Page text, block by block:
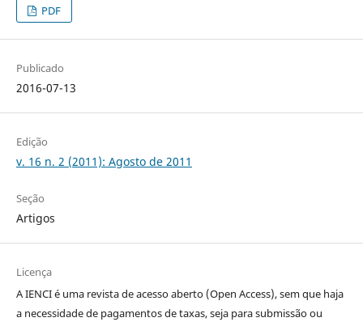
PDF
Publicado
2016-07-13
Edição
v. 16 n. 2 (2011): Agosto de 2011
Seção
Artigos
Licença
A IENCI é uma revista de acesso aberto (Open Access), sem que haja
a necessidade de pagamentos de taxas, seja para submissão ou